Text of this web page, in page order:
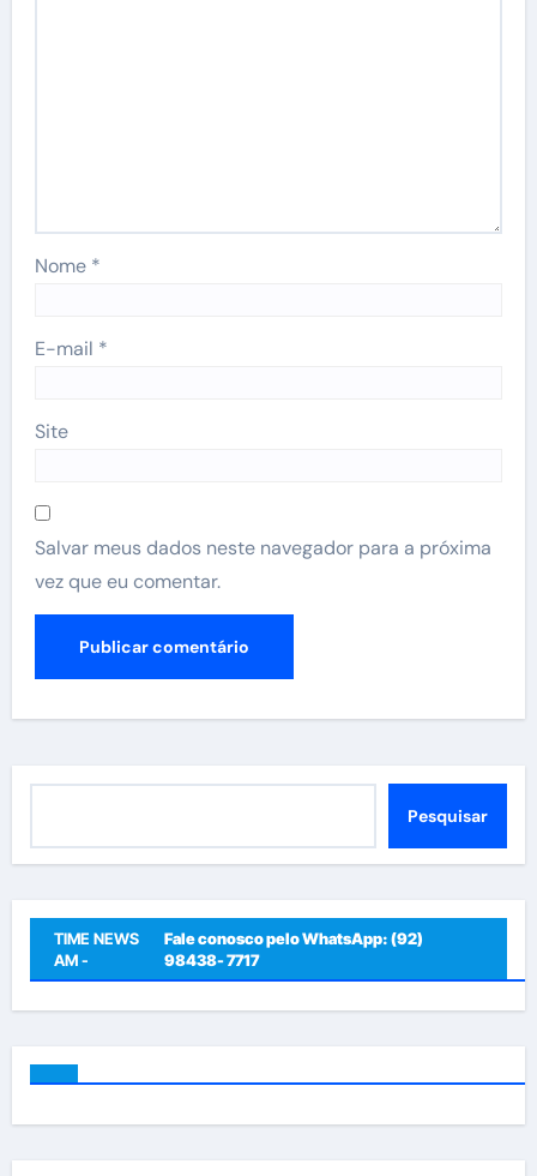
Nome *
E-mail *
Site
Salvar meus dados neste navegador para a próxima
vez que eu comentar.
Pesquisar
TIME NEWS
AM -
Fale conosco pelo WhatsApp: (92)
98438- 7717